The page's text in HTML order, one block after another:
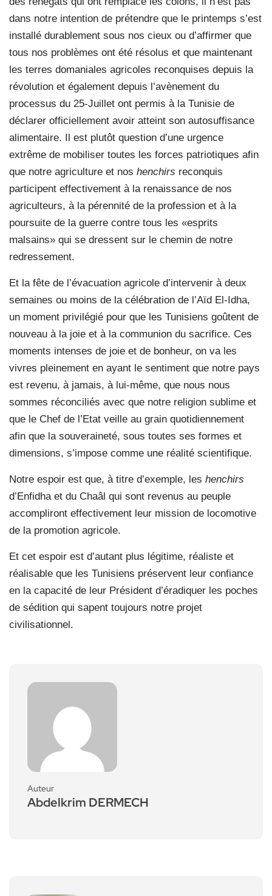
dans notre intention de prétendre que le printemps s’est
installé durablement sous nos cieux ou d’affirmer que
tous nos problèmes ont été résolus et que maintenant
les terres domaniales agricoles reconquises depuis la
révolution et également depuis l’avènement du
processus du 25-Juillet ont permis à la Tunisie de
déclarer officiellement avoir atteint son autosuffisance
alimentaire. Il est plutôt question d’une urgence
extrême de mobiliser toutes les forces patriotiques afin
que notre agriculture et nos henchirs reconquis
participent effectivement à la renaissance de nos
agriculteurs, à la pérennité de la profession et à la
poursuite de la guerre contre tous les «esprits
malsains» qui se dressent sur le chemin de notre
redressement.
Et la fête de l’évacuation agricole d’intervenir à deux
semaines ou moins de la célébration de l’Aïd El-Idha,
un moment privilégié pour que les Tunisiens goûtent de
nouveau à la joie et à la communion du sacrifice. Ces
moments intenses de joie et de bonheur, on va les
vivres pleinement en ayant le sentiment que notre pays
est revenu, à jamais, à lui-même, que nous nous
sommes réconciliés avec que notre religion sublime et
que le Chef de l’Etat veille au grain quotidiennement
afin que la souveraineté, sous toutes ses formes et
dimensions, s’impose comme une réalité scientifique.
Notre espoir est que, à titre d’exemple, les henchirs
d’Enfidha et du Chaâl qui sont revenus au peuple
accompliront effectivement leur mission de locomotive
de la promotion agricole.
Et cet espoir est d’autant plus légitime, réaliste et
réalisable que les Tunisiens préservent leur confiance
en la capacité de leur Président d’éradiquer les poches
de sédition qui sapent toujours notre projet
civilisationnel.
Auteur
Abdelkrim DERMECH